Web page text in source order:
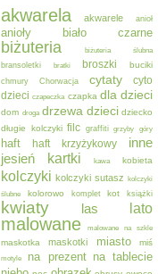
akwarela akwarele anioł
anioły biało czarne
biżuteria
biżuteria ślubna
bransoletki
bratki broszki buciki
chmury Chorwacja cytaty
cyto
dzieci czapeczka czapka dla dzieci
dom droga drzewa dzieci dziecko
długie kolczyki filc graffiti grzyby góry
haft haft krzyżykowy inne
jesień kartki kawa kobieta
kolczyki kolczyki sutasz kolczyki
ślubne
kolorowo komplet kot książki
kwiaty las lato
malowane malowane na szkle
maskotka maskotki miasto miś
motyle na prezent na tablecie